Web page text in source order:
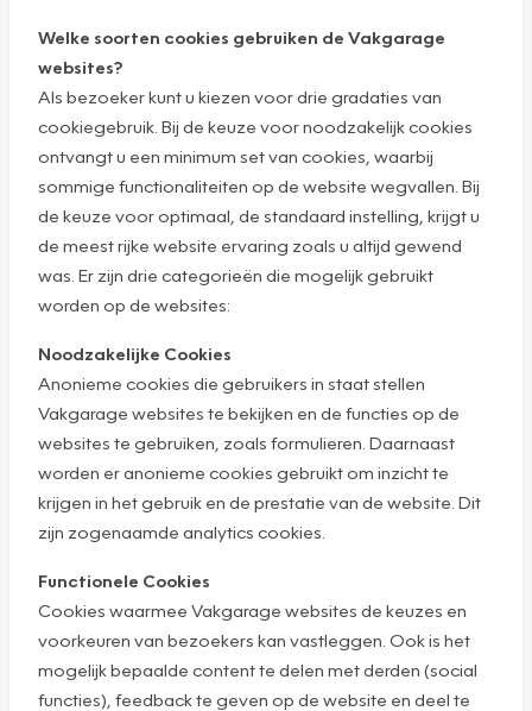
Welke soorten cookies gebruiken de Vakgarage
websites?
Als bezoeker kunt u kiezen voor drie gradaties van
cookiegebruik. Bij de keuze voor noodzakelijk cookies
ontvangt u een minimum set van cookies, waarbij
sommige functionaliteiten op de website wegvallen. Bij
de keuze voor optimaal, de standaard instelling, krijgt u
de meest rijke website ervaring zoals u altijd gewend
was. Er zijn drie categorieën die mogelijk gebruikt
worden op de websites:
Noodzakelijke Cookies
Anonieme cookies die gebruikers in staat stellen
Vakgarage websites te bekijken en de functies op de
websites te gebruiken, zoals formulieren. Daarnaast
worden er anonieme cookies gebruikt om inzicht te
krijgen in het gebruik en de prestatie van de website. Dit
zijn zogenaamde analytics cookies.
Functionele Cookies
Cookies waarmee Vakgarage websites de keuzes en
voorkeuren van bezoekers kan vastleggen. Ook is het
mogelijk bepaalde content te delen met derden (social
functies), feedback te geven op de website en deel te